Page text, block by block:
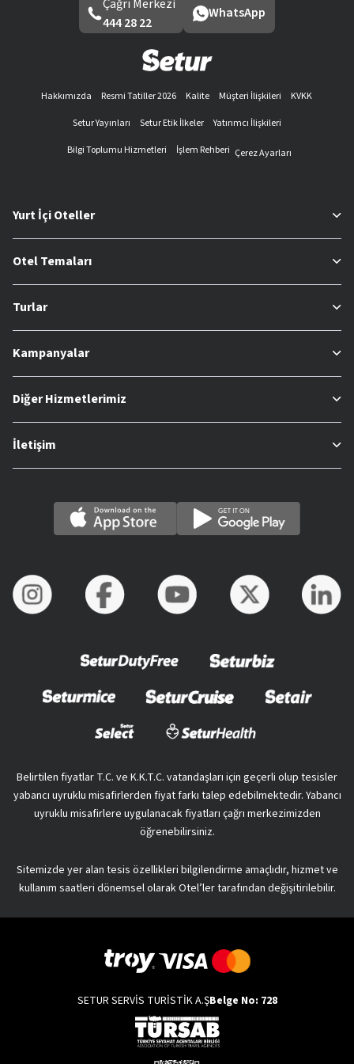
Çağrı Merkezi
444 28 22
WhatsApp
Hakkımızda Resmi Tatiller 2026 Kalite Müşteri İlişkileri
KVKK
Setur Yayınları
Setur Etik İlkeler
Yatırımcı İlişkileri
Bilgi Toplumu Hizmetleri
İşlem Rehberi Çerez Ayarları
Yurt İçi Oteller
Otel Temaları
Turlar
Kampanyalar
Diğer Hizmetlerimiz
İletişim
Belirtilen fiyatlar T.C. ve K.K.T.C. vatandaşları için geçerli olup tesisler
yabancı uyruklu misafirlerden fiyat farkı talep edebilmektedir. Yabancı
uyruklu misafirlere uygulanacak fiyatları çağrı merkezimizden
öğrenebilirsiniz.
Sitemizde yer alan tesis özellikleri bilgilendirme amaçlıdır, hizmet ve
kullanım saatleri dönemsel olarak Otel’ler tarafından değişitirilebilir.
SETUR SERVİS TURİSTİK A.ŞBelge No: 728